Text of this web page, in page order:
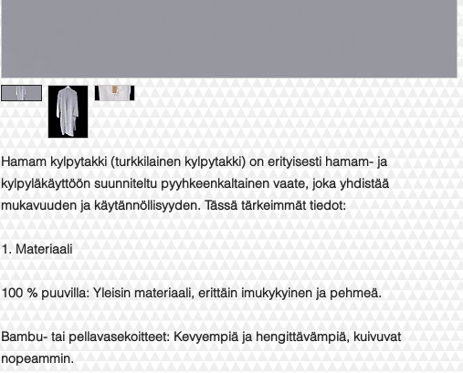
Hamam kylpytakki (turkkilainen kylpytakki) on erityisesti hamam- ja
kylpyläkäyttöön suunniteltu pyyhkeenkaltainen vaate, joka yhdistää
mukavuuden ja käytännöllisyyden. Tässä tärkeimmät tiedot:
1. Materiaali
100 % puuvilla: Yleisin materiaali, erittäin imukykyinen ja pehmeä.
Bambu- tai pellavasekoitteet: Kevyempiä ja hengittävämpiä, kuivuvat
nopeammin.